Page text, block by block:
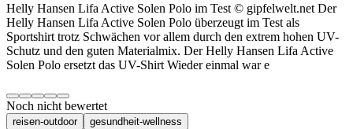
Helly Hansen Lifa Active Solen Polo im Test © gipfelwelt.net Der
Helly Hansen Lifa Active Solen Polo überzeugt im Test als
Sportshirt trotz Schwächen vor allem durch den extrem hohen UV-
Schutz und den guten Materialmix. Der Helly Hansen Lifa Active
Solen Polo ersetzt das UV-Shirt Wieder einmal war e
Noch nicht bewertet
reisen-outdoor gesundheit-wellness